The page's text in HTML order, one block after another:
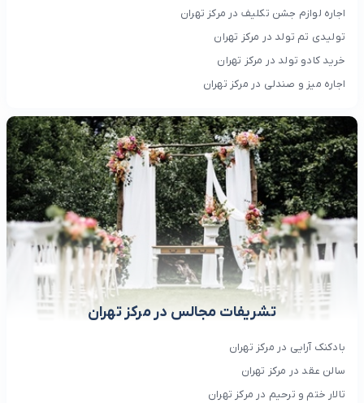
اجاره لوازم جشن تکلیف در مرکز تهران
تولیدی تم تولد در مرکز تهران
خرید کادو تولد در مرکز تهران
اجاره میز و صندلی در مرکز تهران
تشریفات مجالس در مرکز تهران
بادکنک آرایی در مرکز تهران
سالن عقد در مرکز تهران
تالار ختم و ترحیم در مرکز تهران